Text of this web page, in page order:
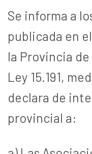
Se informa a
publicada en
la Provincia
Ley 15.191,
declara de
provincial a: